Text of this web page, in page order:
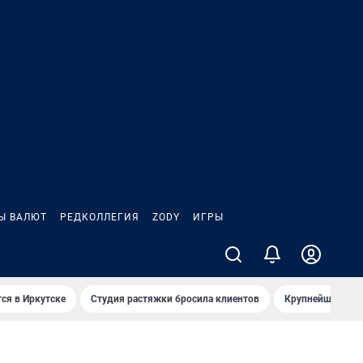
ВАЛЮТ РЕДКОЛЛЕГИЯ ZODY ИГРЫ
в Иркутске Студия растяжки бросила клиентов Крупнейшие